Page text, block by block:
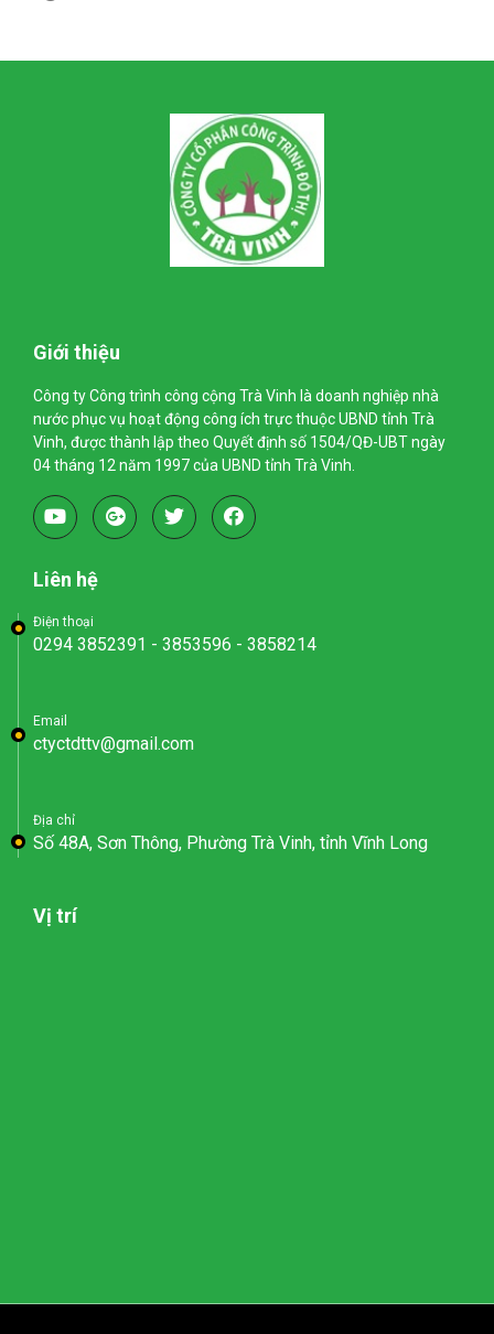
Giới thiệu
Công ty Công trình công cộng Trà Vinh là doanh nghiệp nhà
nước phục vụ hoạt động công ích trực thuộc UBND tỉnh Trà
Vinh, được thành lập theo Quyết định số 1504/QĐ-UBT ngày
04 tháng 12 năm 1997 của UBND tỉnh Trà Vinh.
Liên hệ
Điện thoại
0294 3852391 - 3853596 - 3858214
Email
ctyctdttv@gmail.com
Địa chỉ
Số 48A, Sơn Thông, Phường Trà Vinh, tỉnh Vĩnh Long
Vị trí